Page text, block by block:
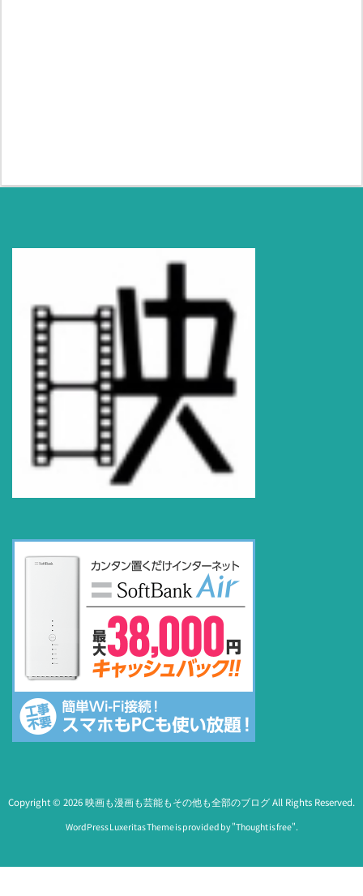
Copyright © 2026映画も漫画も芸能もその他も全部のブログAll Rights Reserved.
WordPress Luxeritas Theme is provided by "Thought is free".